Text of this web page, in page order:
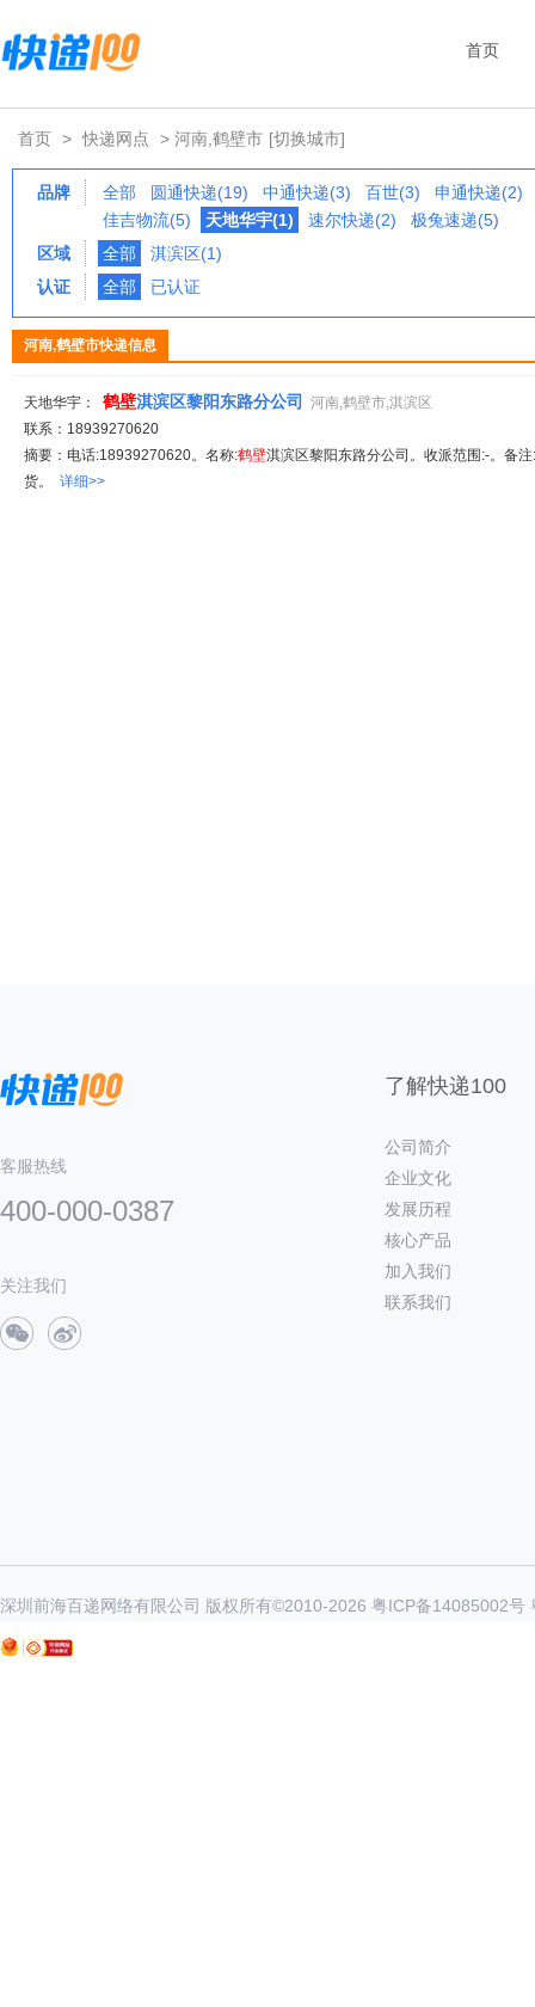
首页
首页 > 快递网点 > 河南,鹤壁市 [切换城市]
品牌 全部 圆通快递(19) 中通快递(3) 百世(3)
申通快递(2)
佳吉物流(5)
天地华宇(1) 速尔快递(2)
极兔速递(5)
区域
全部
淇滨区(1)
认证
全部 已认证
河南,鹤壁市快递信息
天地华宇： 鹤壁淇滨区黎阳东路分公司
河南,鹤壁市,淇滨区
联系：18939270620
摘要：电话:18939270620。名称:鹤壁淇滨区黎阳东路分公司。收派范围:-。备
货。 详细>>
客服热线
400-000-0387
关注我们
了解快递100
公司简介
企业文化
发展历程
核心产品
加入我们
联系我们
深圳前海百递网络有限公司 版权所有©2010-2026 粤ICP备14085002号